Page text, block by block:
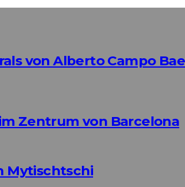
von Alberto Campo
Zentrum von Barcelona
Mytischtschi